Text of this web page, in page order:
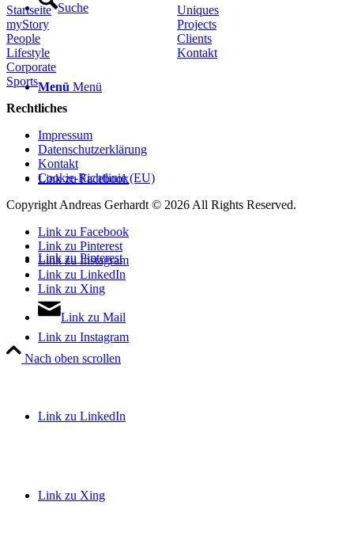
Suche
Menü Menü
Link zu Facebook
Link zu Pinterest
Link zu Instagram
Link zu LinkedIn
Link zu Xing
Startseite
myStory
People
Lifestyle
Corporate
Sports
Uniques
Projects
Clients
Kontakt
Rechtliches
Impressum
Datenschutzerklärung
Kontakt
Cookie-Richtlinie (EU)
Copyright Andreas Gerhardt © 2026 All Rights Reserved.
Link zu Facebook
Link zu Pinterest
Link zu Instagram
Link zu LinkedIn
Link zu Xing
Link zu Mail
Nach oben scrollen